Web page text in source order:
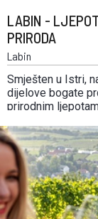
LABIN -
PRIRODA
Labin
Smješten u Istri,
dijelove bogate
prirodnim
Venecijanci svoje
Sve to možete